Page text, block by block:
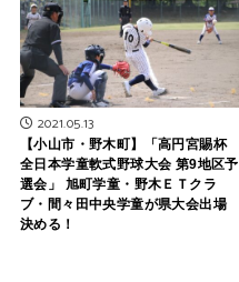
2021.05.13
【小山市・野木町】「高円宮賜杯
全日本学童軟式野球大会 第9地区予
選会」 旭町学童・野木ＥＴクラ
ブ・間々田中央学童が県大会出場
決める！